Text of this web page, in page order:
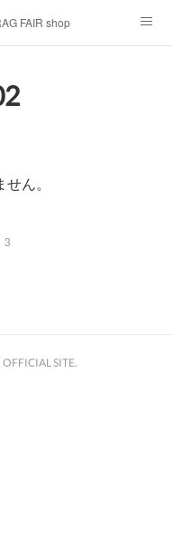
FAIR shop
ん。
3
OFFICIAL SITE.